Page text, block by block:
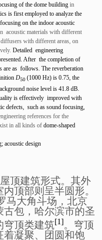
of the dome buildingin
is first employed to analyze the
on the indoor acoustic
acoustic materials with different
with different areas, on
Detailed engineering
After the completion of
are as follows. The reverberation
D50(1000 Hz) is 0.75, the
noise level is 41.8 dB.
is effectively improved with
defects, such as sound focusing,
references for the
in all kinds of dome-shaped
; acoustic design
顶建筑形式。其外
顶部则呈半圆形。
马大角斗场，北京
古包，哈尔滨市的圣
穹顶类建筑[1]。穹顶
着凝聚、团圆和饱